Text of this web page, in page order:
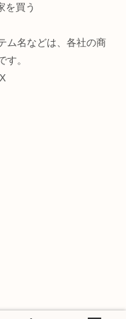
を買う
ム名などは、各社の商
す。